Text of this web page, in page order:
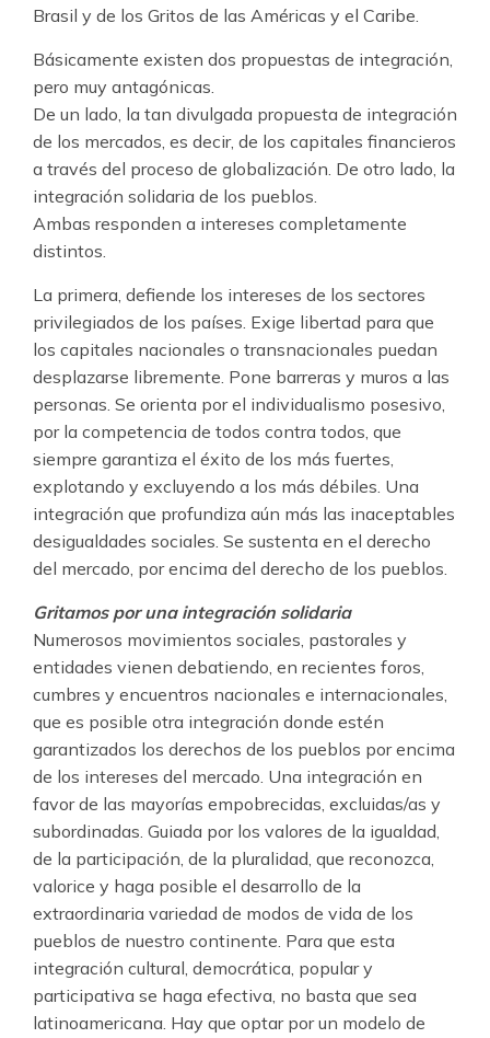
Brasil y de los Gritos de las Américas y el Caribe.
Básicamente existen dos propuestas de integración,
pero muy antagónicas.
De un lado, la tan divulgada propuesta de integración
de los mercados, es decir, de los capitales financieros
a través del proceso de globalización. De otro lado, la
integración solidaria de los pueblos.
Ambas responden a intereses completamente
distintos.
La primera, defiende los intereses de los sectores
privilegiados de los países. Exige libertad para que
los capitales nacionales o transnacionales puedan
desplazarse libremente. Pone barreras y muros a las
personas. Se orienta por el individualismo posesivo,
por la competencia de todos contra todos, que
siempre garantiza el éxito de los más fuertes,
explotando y excluyendo a los más débiles. Una
integración que profundiza aún más las inaceptables
desigualdades sociales. Se sustenta en el derecho
del mercado, por encima del derecho de los pueblos.
Gritamos por una integración solidaria
Numerosos movimientos sociales, pastorales y
entidades vienen debatiendo, en recientes foros,
cumbres y encuentros nacionales e internacionales,
que es posible otra integración donde estén
garantizados los derechos de los pueblos por encima
de los intereses del mercado. Una integración en
favor de las mayorías empobrecidas, excluidas/as y
subordinadas. Guiada por los valores de la igualdad,
de la participación, de la pluralidad, que reconozca,
valorice y haga posible el desarrollo de la
extraordinaria variedad de modos de vida de los
pueblos de nuestro continente. Para que esta
integración cultural, democrática, popular y
participativa se haga efectiva, no basta que sea
latinoamericana. Hay que optar por un modelo de